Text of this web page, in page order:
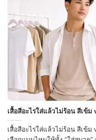
เสื้อสีอะไรใส่แล้วไม่ร้อน สีเข้
เสื้อสีอะไรใส่แล้วไม่ร้อน สีเข้